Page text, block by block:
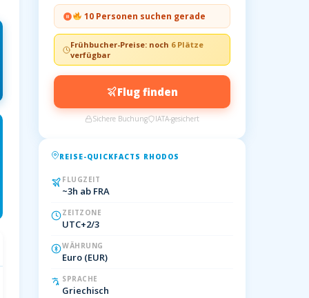
10 Personen suchen gerade
Frühbucher-Preise: noch 6 Plätze
verfügbar
Flug finden
Sichere Buchung IATA-gesichert
REISE-QUICKFACTS RHODOS
FLUGZEIT
~3h ab FRA
ZEITZONE
UTC+2/3
WÄHRUNG
Euro (EUR)
SPRACHE
Griechisch